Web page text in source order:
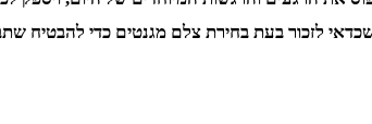
לזכור בעת בחירת צלם מגנטים כדי להבטיח